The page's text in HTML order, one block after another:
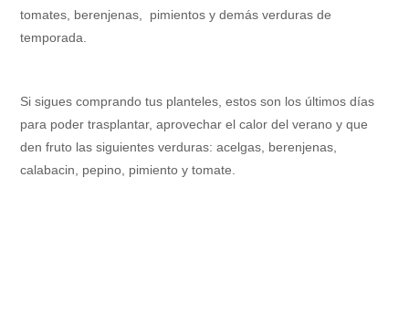
tomates, berenjenas, pimientos y demás verduras de
temporada.
Si sigues comprando tus planteles, estos son los últimos días
para poder trasplantar, aprovechar el calor del verano y que
den fruto las siguientes verduras: acelgas, berenjenas,
calabacin, pepino, pimiento y tomate.